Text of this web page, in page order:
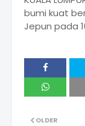
bumi kuat
Jepun pada
OLDER